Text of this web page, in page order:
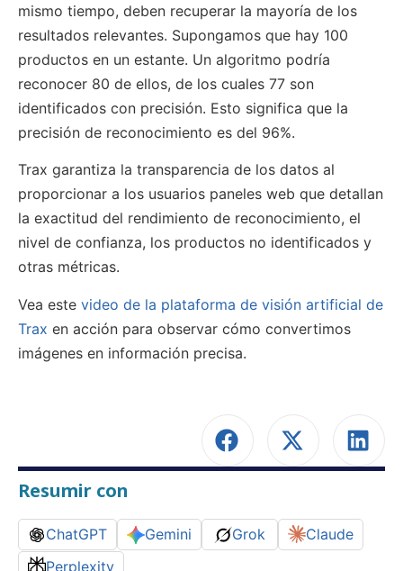
mismo tiempo, deben recuperar la mayoría de los
resultados relevantes. Supongamos que hay 100
productos en un estante. Un algoritmo podría
reconocer 80 de ellos, de los cuales 77 son
identificados con precisión. Esto significa que la
precisión de reconocimiento es del 96%.
Trax garantiza la transparencia de los datos al
proporcionar a los usuarios paneles web que detallan
la exactitud del rendimiento de reconocimiento, el
nivel de confianza, los productos no identificados y
otras métricas.
Vea este video de la plataforma de visión artificial de
Trax en acción para observar cómo convertimos
imágenes en información precisa.
Resumir con
ChatGPT Gemini Grok
Claude
Perplexity